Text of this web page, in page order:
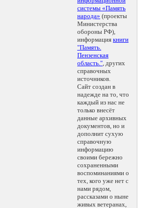
системы «Память
народа» (проекты
Министерства
обороны РФ),
информация книги
"Память.
Пензенская
область.", других
справочных
источников.
Сайт создан в
надежде на то, что
каждый из нас не
только внесёт
данные архивных
документов, но и
дополнит сухую
справочную
информацию
своими бережно
сохраненными
воспоминаниями о
тех, кого уже нет с
нами рядом,
рассказами о ныне
живых ветеранах,